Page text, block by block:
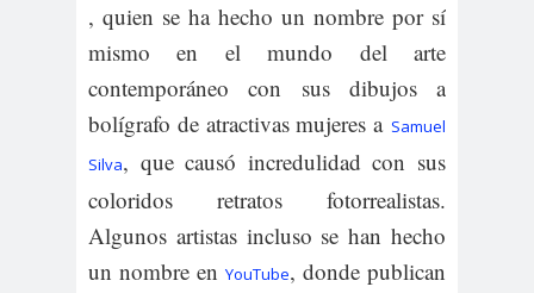
, quien se ha hecho un nombre por sí
mismo en el mundo del arte
contemporáneo con sus dibujos a
bolígrafo de atractivas mujeres a Samuel
Silva, que causó incredulidad con sus
coloridos retratos fotorrealistas.
Algunos artistas incluso se han hecho
un nombre en YouTube, donde publican